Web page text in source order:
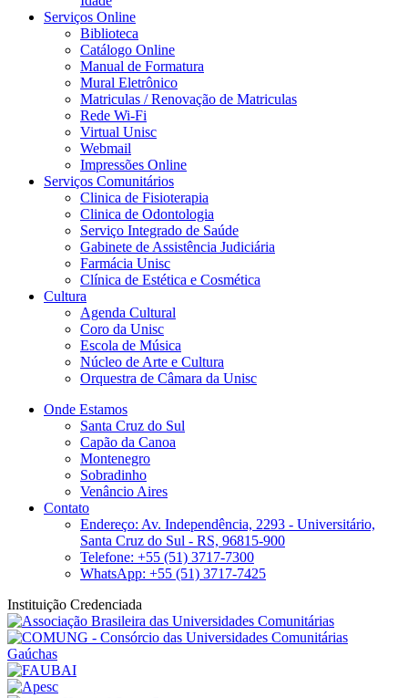
Serviços Online
Biblioteca
Catálogo Online
Manual de Formatura
Mural Eletrônico
Matriculas / Renovação de Matriculas
Rede Wi-Fi
Virtual Unisc
Webmail
Impressões Online
Serviços Comunitários
Clinica de Fisioterapia
Clinica de Odontologia
Serviço Integrado de Saúde
Gabinete de Assistência Judiciária
Farmácia Unisc
Clínica de Estética e Cosmética
Cultura
Agenda Cultural
Coro da Unisc
Escola de Música
Núcleo de Arte e Cultura
Orquestra de Câmara da Unisc
Onde Estamos
Santa Cruz do Sul
Capão da Canoa
Montenegro
Sobradinho
Venâncio Aires
Contato
Endereço: Av. Independência, 2293 - Universitário,
Santa Cruz do Sul - RS, 96815-900
Telefone: +55 (51) 3717-7300
WhatsApp: +55 (51) 3717-7425
Instituição Credenciada